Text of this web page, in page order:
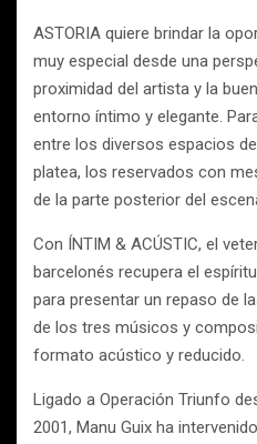
ASTORIA quiere brindar la
muy especial desde una
proximidad del artista y la
entorno íntimo y elegante.
entre los diversos espacios
platea, los reservados con
de la parte posterior del
Con ÍNTIM & ACÚSTIC, el
barcelonés recupera el
para presentar un repaso de
de los tres músicos y
formato acústico y reducido.
Ligado a Operación Triunfo
2001, Manu Guix ha